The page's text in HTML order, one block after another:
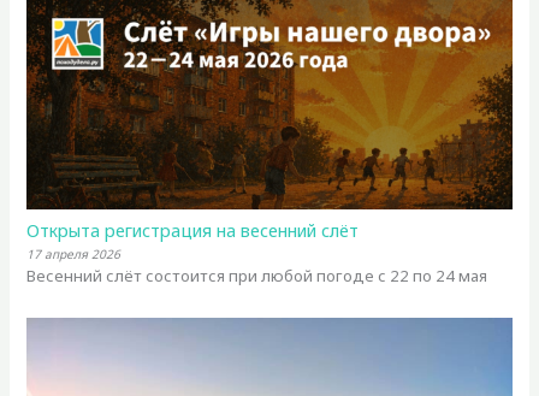
Открыта регистрация на весенний слёт
17 апреля 2026
Весенний слёт состоится при любой погоде с 22 по 24 мая